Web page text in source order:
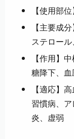
【使用部
【主要成
ステロー
【作用】
糖降下、
【適応】
習慣病、
炎、虚弱